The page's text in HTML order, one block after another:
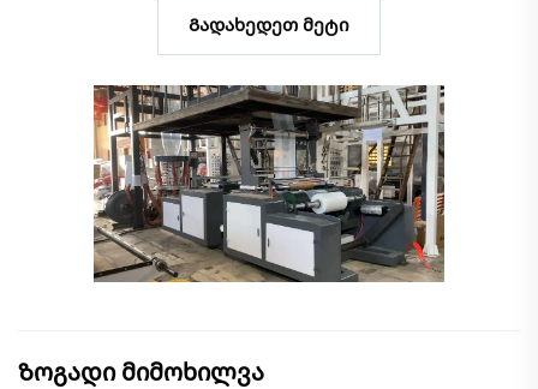
Გადახედეთ მეტი
Ზოგადი მიმოხილვა